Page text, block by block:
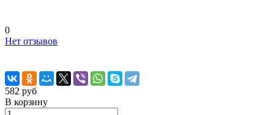
0
Нет отзывов
582 руб
В корзину